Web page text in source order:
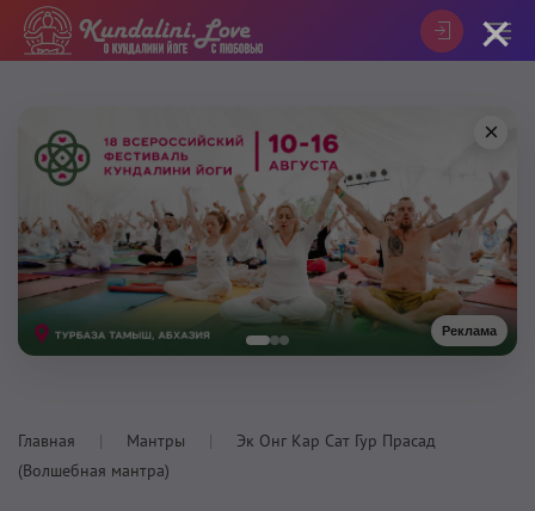
Реклама
×
Главная Мантры
Эк Онг Кар Сат Гур Прасад
(Волшебная мантра)
×